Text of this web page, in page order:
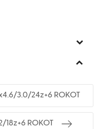
3.0/24z+6 ROKOT
ROKOT